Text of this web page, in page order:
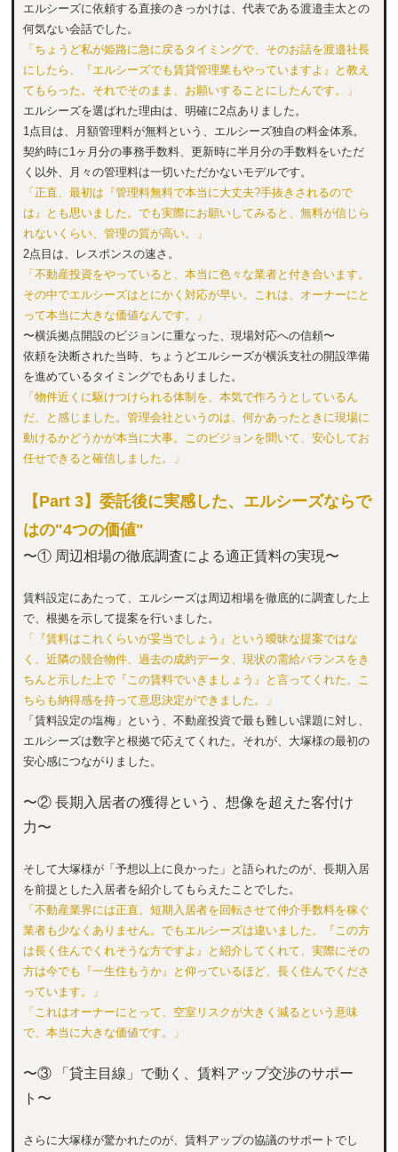
エルシーズに依頼する直接のきっかけは、代表である渡邉圭太との
何気ない会話でした。
「ちょうど私が姫路に急に戻るタイミングで、そのお話を渡邉社長
にしたら、『エルシーズでも賃貸管理業もやっていますよ』と教え
てもらった。それでそのまま、お願いすることにしたんです。」
エルシーズを選ばれた理由は、明確に2点ありました。
1点目は、月額管理料が無料という、エルシーズ独自の料金体系。
契約時に1ヶ月分の事務手数料、更新時に半月分の手数料をいただ
く以外、月々の管理料は一切いただかないモデルです。
「正直、最初は『管理料無料で本当に大丈夫?手抜きされるので
は』とも思いました。でも実際にお願いしてみると、無料が信じら
れないくらい、管理の質が高い。」
2点目は、レスポンスの速さ。
「不動産投資をやっていると、本当に色々な業者と付き合います。
その中でエルシーズはとにかく対応が早い。これは、オーナーにと
って本当に大きな価値なんです。」
〜横浜拠点開設のビジョンに重なった、現場対応への信頼〜
依頼を決断された当時、ちょうどエルシーズが横浜支社の開設準備
を進めているタイミングでもありました。
「物件近くに駆けつけられる体制を、本気で作ろうとしているん
だ、と感じました。管理会社というのは、何かあったときに現場に
動けるかどうかが本当に大事。このビジョンを聞いて、安心してお
任せできると確信しました。」
【Part 3】委託後に実感した、エルシーズならで
はの"4つの価値"
〜① 周辺相場の徹底調査による適正賃料の実現〜
賃料設定にあたって、エルシーズは周辺相場を徹底的に調査した上
で、根拠を示して提案を行いました。
「『賃料はこれくらいが妥当でしょう』という曖昧な提案ではな
く、近隣の競合物件、過去の成約データ、現状の需給バランスをき
ちんと示した上で『この賃料でいきましょう』と言ってくれた。こ
ちらも納得感を持って意思決定ができました。」
「賃料設定の塩梅」という、不動産投資で最も難しい課題に対し、
エルシーズは数字と根拠で応えてくれた。それが、大塚様の最初の
安心感につながりました。
〜② 長期入居者の獲得という、想像を超えた客付け
力〜
そして大塚様が「予想以上に良かった」と語られたのが、長期入居
を前提とした入居者を紹介してもらえたことでした。
「不動産業界には正直、短期入居者を回転させて仲介手数料を稼ぐ
業者も少なくありません。でもエルシーズは違いました。『この方
は長く住んでくれそうな方ですよ』と紹介してくれて、実際にその
方は今でも『一生住もうか』と仰っているほど、長く住んでくださ
っています。」
「これはオーナーにとって、空室リスクが大きく減るという意味
で、本当に大きな価値です。」
〜③ 「貸主目線」で動く、賃料アップ交渉のサポー
ト〜
さらに大塚様が驚かれたのが、賃料アップの協議のサポートでし